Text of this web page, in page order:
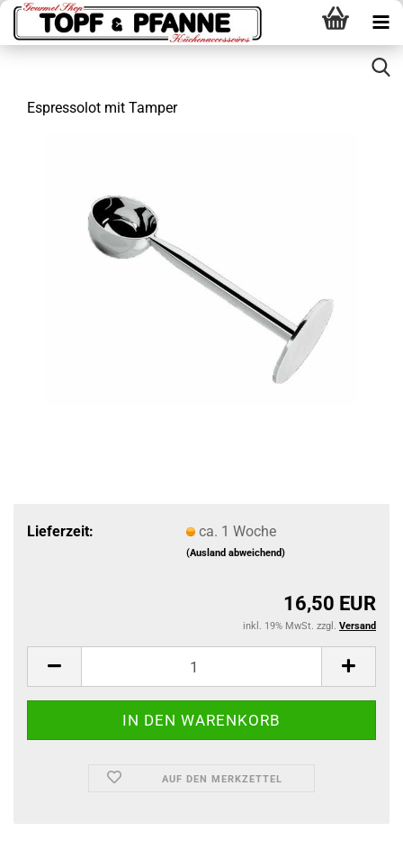
Espressolot mit Tamper
Lieferzeit: ca. 1 Woche
(Ausland abweichend)
16,50 EUR
inkl. 19% MwSt. zzgl. Versand
AUF DEN MERKZETTEL